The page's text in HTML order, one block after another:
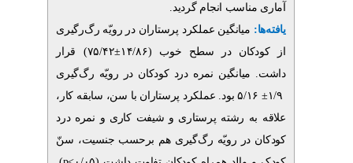
انجام گردید.
میانگین عملکرد پرستاران در رویّه‌ رگرگیری
در سطح خوب (۱۴/۸۶
۷۵/۴۲) قرار
نمره درد کودکان در رویّه‌ رگ گیری
۵/۱۶ بود. عملکرد پرستاران با سن، سابقه کار،
رشته پرستاری و شیفت کاری و نمره درد
گیری هم برحسب جنسیت، سنّ